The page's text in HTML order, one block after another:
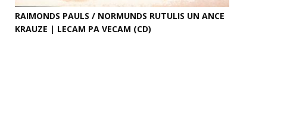
RAIMONDS PAULS / NORMUNDS RUTULIS UN ANCE
KRAUZE | LECAM PA VECAM (CD)